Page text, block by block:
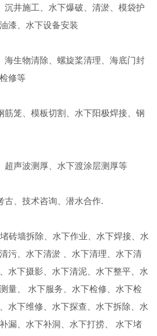
井施工、水下爆破、清淤、模袋护
漆、水下设备安装
生物清除、螺旋桨清理、海底门封
修等
笼、模板切割、水下阳极焊接、钢
超声波测厚、水下渡涂层测厚等
、技术咨询、潜水合作.
砖墙拆除、水下作业、水下焊接、水
污、水下清淤 、水下清理、水下清
水下摄影、水下清泥、水下整平、水
量、 水下服务、水下检修、水下检
水下维修、水下探查、水下拆除、水
漏、水下补洞、水下打捞、 水下堵